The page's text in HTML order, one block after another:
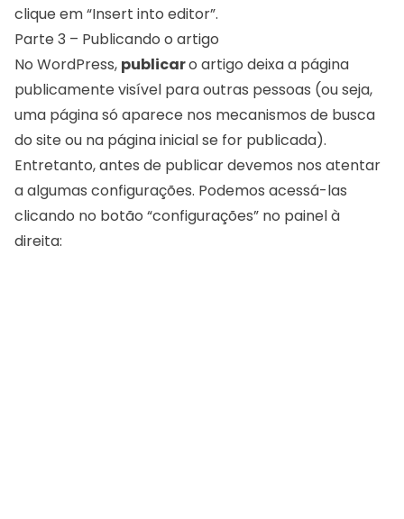
clique em “Insert into editor”.
Parte 3 – Publicando o artigo
No WordPress, publicaro artigo deixa a página
publicamente visível para outras pessoas (ou seja,
uma página só aparece nos mecanismos de busca
do site ou na página inicial se for publicada).
Entretanto, antes de publicar devemos nos atentar
a algumas configurações. Podemos acessá-las
clicando no botão “configurações” no painel à
direita: